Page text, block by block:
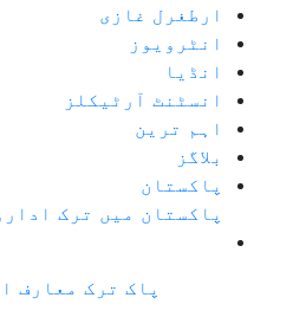
ارطغرل غازی
انٹرویوز
انڈیا
انسٹنٹ آرٹیکلز
اہم ترین
بلاگز
پاکستان
پاکستان میں ترک
پاک ترک معارف